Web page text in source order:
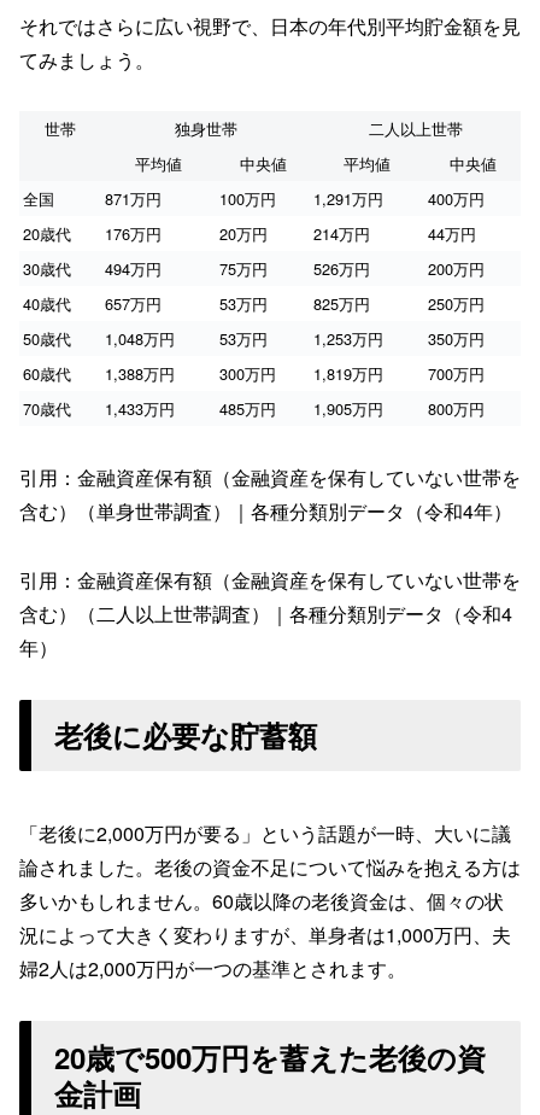
それではさらに広い視野で、日本の年代別平均貯金額を見
てみましょう。
世帯 独身世帯
二人以上世帯
平均値
中央値 平均値
中央値
全国
871万円 100万円 1,291万円
400万円
20歳代
176万円 20万円 214万円
44万円
30歳代
494万円 75万円 526万円
200万円
40歳代
657万円 53万円 825万円
250万円
50歳代
1,048万円 53万円 1,253万円
350万円
60歳代
1,388万円 300万円 1,819万円
700万円
70歳代
1,433万円 485万円 1,905万円 800万円
引用：金融資産保有額（金融資産を保有していない世帯を
含む）（単身世帯調査）｜各種分類別データ（令和4年）
引用：金融資産保有額（金融資産を保有していない世帯を
含む）（二人以上世帯調査）｜各種分類別データ（令和4
年）
老後に必要な貯蓄額
「老後に2,000万円が要る」という話題が一時、大いに議
論されました。老後の資金不足について悩みを抱える方は
多いかもしれません。60歳以降の老後資金は、個々の状
況によって大きく変わりますが、単身者は1,000万円、夫
婦2人は2,000万円が一つの基準とされます。
20歳で500万円を蓄えた老後の資
金計画